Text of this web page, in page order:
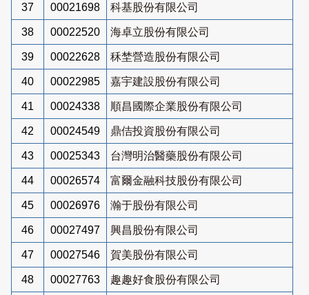
37 00021698 科基股份有限公司
38 00022520 海卓立股份有限公司
39 00022628 秝埜營造股份有限公司
40 00022985 嘉宇建設股份有限公司
41 00024338 順昌國際企業股份有限公司
42 00024549 鼎佶投資股份有限公司
43 00025343 台灣明治醫藥股份有限公司
44 00026574 富爾金融科技股份有限公司
45 00026976 瀚于股份有限公司
46 00027497 興昌股份有限公司
47 00027546 賀美股份有限公司
48 00027763 趣趣好食股份有限公司